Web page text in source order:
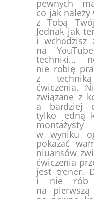
pewnych
co jak należy
z Tobą
Jednak jak
i wchodzisz
na
techniki…
nie robię
z
ćwiczenia.
związane z
a bardziej
tylko jedną
w wyniku
pokazać
niuansów
ćwiczenia
jest trener.
i nie rób
na